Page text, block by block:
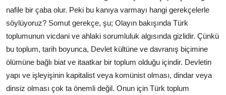
nafile bir çaba olur. Peki bu kanıya varmayı hangi gerekçelerle
söylüyoruz? Somut gerekçe, şu; Olayın bakışında Türk
toplumunun vicdani ve ahlaki sorumluluk algısında gizlidir. Çünkü
bu toplum, tarih boyunca, Devlet kültüne ve davranış biçimine
ölümüne bağlı biat ve itaatkar bir toplum olduğu içindir. Devletin
yapı ve işleyişinin kapitalist veya komünist olması, dindar veya
dinsiz olması çok ta önemli değil. Onun için Türk toplum